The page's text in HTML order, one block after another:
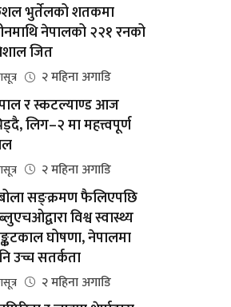
भुर्तेलको शतकमा
नेपालको २२१ रनको
जित
२ महिना अगाडि
र स्कटल्याण्ड आज
लिग–२ मा महत्त्वपूर्ण
२ महिना अगाडि
सङ्क्रमण फैलिएपछि
विश्व स्वास्थ्य
घोषणा, नेपालमा
उच्च सतर्कता
२ महिना अगाडि